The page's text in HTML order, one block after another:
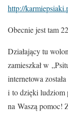
http://
Obecnie jest tam
Działający tu
zamieszkał w
internetowa
i to dzięki ludziom
na Waszą pomoc!